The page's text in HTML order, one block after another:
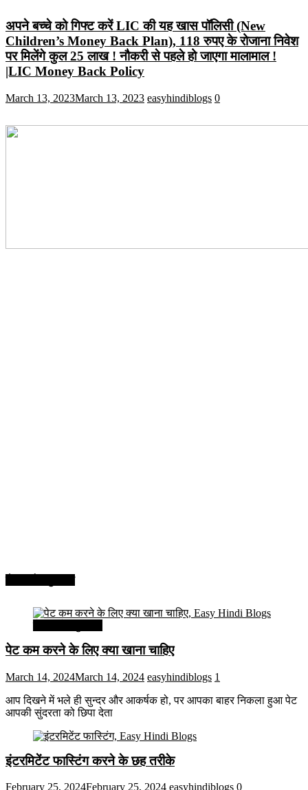
अपने बच्चे को गिफ्ट करें LIC की यह खास पॉलिसी (New
Children’s Money Back Plan), 118 रुपए के रोजाना निवेश
पर मिलेंगे कुल 25 लाख ! नौकरी से पहले हो जाएगा मालामाल !
|LIC Money Back Policy
March 13, 2023March 13, 2023 easyhindiblogs 0
पेट कम करने के लिए क्या खाना चाहिए
March 14, 2024March 14, 2024 easyhindiblogs 1
आप दिखने में भले ही सुन्दर और आकर्षक हो, पर आपका बाहर निकला हुआ पेट
आपकी सुंदरता को छिपा देता
इंटरमिटेंट फास्टिंग करने के छह तरीके
February 25, 2024February 25, 2024 easyhindiblogs 0